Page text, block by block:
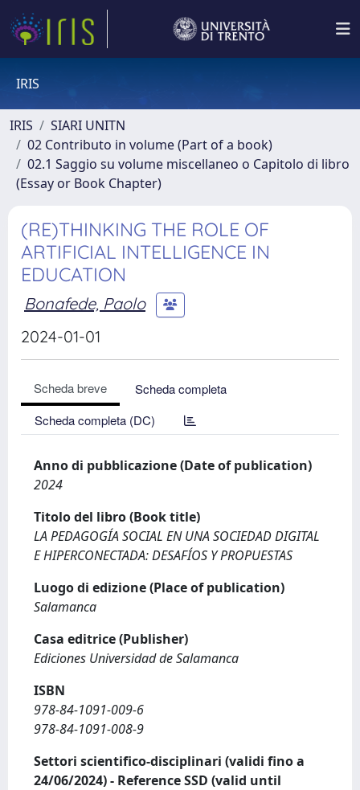
IRIS
IRIS
SIARI UNITN
02 Contributo in volume (Part of a book)
02.1 Saggio su volume miscellaneo o Capitolo di libro
(Essay or Book Chapter)
(RE)THINKING THE ROLE OF
ARTIFICIAL INTELLIGENCE IN
EDUCATION
Bonafede, Paolo
2024-01-01
Scheda breve
Scheda completa
Scheda completa (DC)
Anno di pubblicazione (Date of publication)
2024
Titolo del libro (Book title)
LA PEDAGOGÍA SOCIAL EN UNA SOCIEDAD DIGITAL
E HIPERCONECTADA: DESAFÍOS Y PROPUESTAS
Luogo di edizione (Place of publication)
Salamanca
Casa editrice (Publisher)
Ediciones Universidad de Salamanca
ISBN
978-84-1091-009-6
978-84-1091-008-9
Settori scientifico-disciplinari (validi fino a
24/06/2024) - Reference SSD (valid until